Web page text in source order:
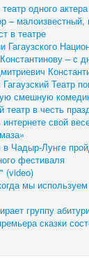
одного актера
–
в театре
Гагаузского
– с
Театр
смешную
театр в честь
интернете свой
в Чадыр-Лунге
фестиваля
(video)
мы
группу
сказки